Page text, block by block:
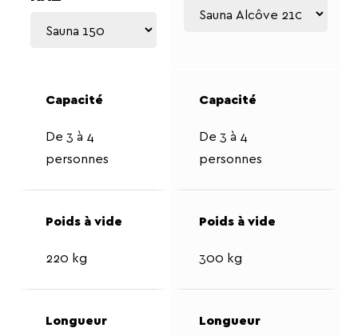
De 3 à 4
personnes
De 3 à 4
personnes
220 kg 300 kg